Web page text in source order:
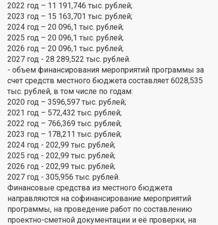
2022 год – 11 191,746 тыс. рублей;
2023 год – 15 163,701 тыс. рублей;
2024 год – 20 096,1 тыс. рублей;
2025 год – 20 096,1 тыс. рублей;
2026 год – 20 096,1 тыс. рублей;
2027 год - 28 289,522 тыс. рублей.
- объем финансирования мероприятий программы за
счет средств местного бюджета составляет 6028,535
тыс. рублей, в том числе по годам:
2020 год – 3596,597 тыс. рублей;
2021 год – 572,432 тыс. рублей;
2022 год – 766,369 тыс. рублей;
2023 год – 178,211 тыс. рублей;
2024 год - 202,99 тыс. рублей;
2025 год - 202,99 тыс. рублей;
2026 год - 202,99 тыс. рублей;
2027 год - 305,956 тыс. рублей.
Финансовые средства из местного бюджета
направляются на софинансирование мероприятий
программы, на проведение работ по составлению
проектно-сметной документации и её проверки, на